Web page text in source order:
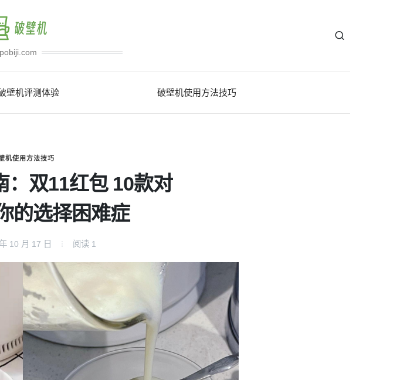
pobiji.com
壁机评测体验 破壁机使用方法技巧
机使用方法技巧
：双11红包 10款对
的选择困难症
10 月 17 日 阅读 1